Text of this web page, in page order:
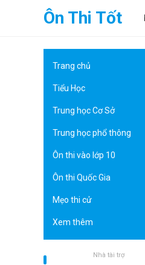
Ôn Thi Tốt
Trang chủ
Tiểu Học
Trung học Cơ Sở
Trung học phổ thông
Ôn thi vào lớp 10
Ôn thi Quốc Gia
Mẹo thi cử
Xem thêm
Nhà tài trợ